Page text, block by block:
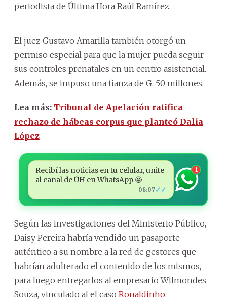
periodista de Última Hora Raúl Ramírez.
El juez Gustavo Amarilla también otorgó un
permiso especial para que la mujer pueda seguir
sus controles prenatales en un centro asistencial.
Además, se impuso una fianza de G. 50 millones.
Lea más: Tribunal de Apelación ratifica
rechazo de hábeas corpus que planteó Dalia
López
Recibí las noticias en tu celular, unite
al canal de ÚH en WhatsApp 🤩
08:07 ✓✓
1
Según las investigaciones del Ministerio Público,
Daisy Pereira habría vendido un pasaporte
auténtico a su nombre a la red de gestores que
habrían adulterado el contenido de los mismos,
para luego entregarlos al empresario Wilmondes
Souza, vinculado al el caso Ronaldinho.